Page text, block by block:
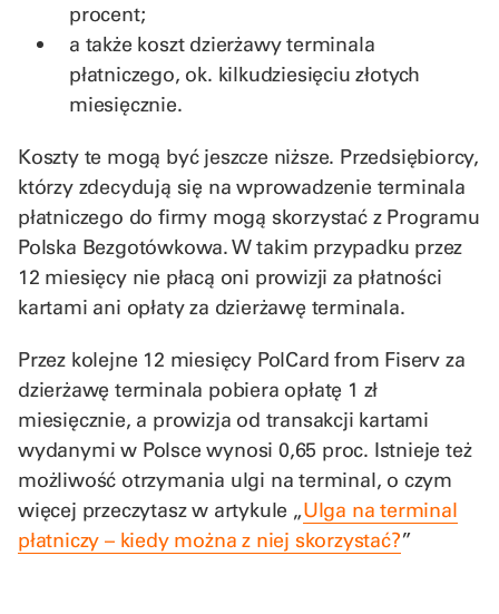
procent;
a także koszt dzierżawy terminala
płatniczego, ok. kilkudziesięciu złotych
miesięcznie.
Koszty te mogą być jeszcze niższe. Przedsiębiorcy,
którzy zdecydują się na wprowadzenie terminala
płatniczego do firmy mogą skorzystać z Programu
Polska Bezgotówkowa. W takim przypadku przez
12 miesięcy nie płacą oni prowizji za płatności
kartami ani opłaty za dzierżawę terminala.
Przez kolejne 12 miesięcy PolCard from Fiserv za
dzierżawę terminala pobiera opłatę 1 zł
miesięcznie, a prowizja od transakcji kartami
wydanymi w Polsce wynosi 0,65 proc. Istnieje też
możliwość otrzymania ulgi na terminal, o czym
więcej przeczytasz w artykule „Ulga na terminal
płatniczy – kiedy można z niej skorzystać?”